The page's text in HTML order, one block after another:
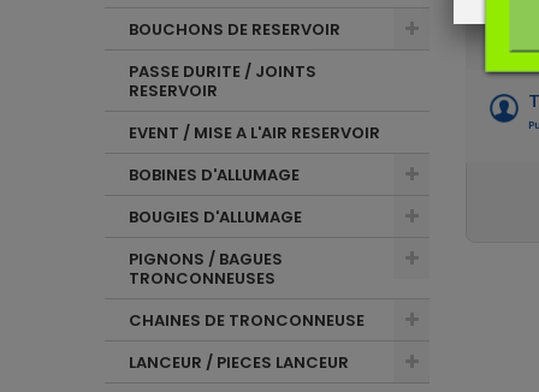
BOUCHONS DE RESERVOIR
PASSE DURITE / JOINTS
RESERVOIR
EVENT / MISE A L'AIR RESERVOIR
BOBINES D'ALLUMAGE
BOUGIES D'ALLUMAGE
PIGNONS / BAGUES
TRONCONNEUSES
CHAINES DE TRONCONNEUSE
LANCEUR / PIECES LANCEUR